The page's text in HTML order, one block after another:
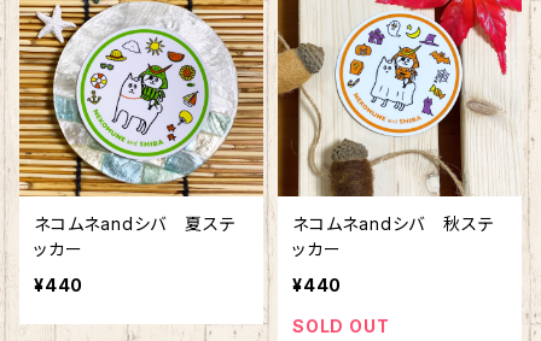
ネコムネandシバ 夏ステ
ッカー
¥440
ネコムネandシバ 秋ステ
ッカー
¥440
SOLD OUT